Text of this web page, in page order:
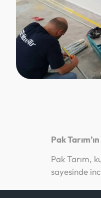
Pak
Pak Tarım,
sayesinde